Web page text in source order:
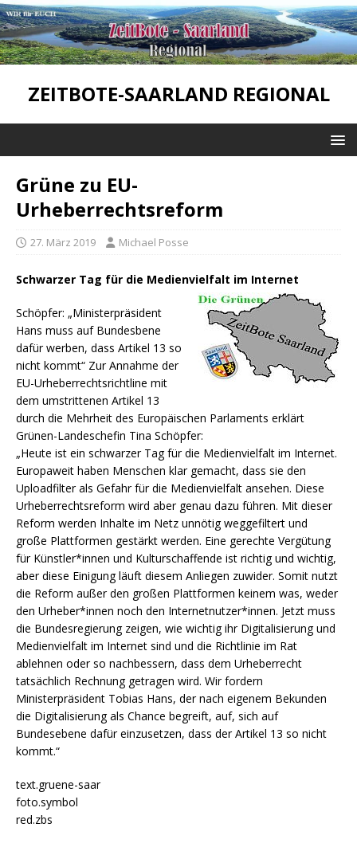
ZEITBOTE-SAARLAND REGIONAL
Grüne zu EU-
Urheberrechtsreform
27. März 2019 Michael Posse
Schwarzer Tag für die Medienvielfalt im Internet
Schöpfer: „Ministerpräsident
Hans muss auf Bundesbene
dafür werben, dass Artikel 13 so
nicht kommt“ Zur Annahme der
EU-Urheberrechtsrichtline mit
dem umstrittenen Artikel 13
durch die Mehrheit des Europäischen Parlaments erklärt
Grünen-Landeschefin Tina Schöpfer:
„Heute ist ein schwarzer Tag für die Medienvielfalt im Internet.
Europaweit haben Menschen klar gemacht, dass sie den
Uploadfilter als Gefahr für die Medienvielfalt ansehen. Diese
Urheberrechtsreform wird aber genau dazu führen. Mit dieser
Reform werden Inhalte im Netz unnötig weggefiltert und
große Plattformen gestärkt werden. Eine gerechte Vergütung
für Künstler*innen und Kulturschaffende ist richtig und wichtig,
aber diese Einigung läuft diesem Anliegen zuwider. Somit nutzt
die Reform außer den großen Plattformen keinem was, weder
den Urheber*innen noch den Internetnutzer*innen. Jetzt muss
die Bundesregierung zeigen, wie wichtig ihr Digitalisierung und
Medienvielfalt im Internet sind und die Richtlinie im Rat
ablehnen oder so nachbessern, dass dem Urheberrecht
tatsächlich Rechnung getragen wird. Wir fordern
Ministerpräsident Tobias Hans, der nach eigenem Bekunden
die Digitalisierung als Chance begreift, auf, sich auf
Bundesebene dafür einzusetzen, dass der Artikel 13 so nicht
kommt.“
text.gruene-saar
foto.symbol
red.zbs